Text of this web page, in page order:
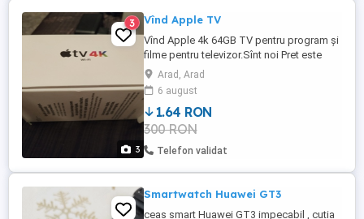
3
3 Vînd Apple TV
Vînd Apple 4k 64GB TV pentru program și
filme pentru televizor.Sînt noi Pret este
1.649,00Ron negociabil
Arad, Arad
6 august
1.64 RON
300 RON
Telefon validat
Smartwatch Huawei GT3
ceas smart Huawei GT3 impecabil , cutia